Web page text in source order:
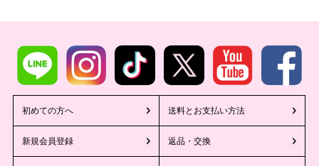
初めての方へ 送料とお支払い方法
新規会員登録 返品・交換